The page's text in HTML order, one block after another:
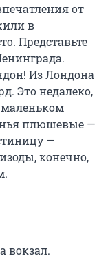
от
в
Представьте
Из Лондона
Это недалеко,
маленьком
плюшевые —
—
конечно,
вокзал.